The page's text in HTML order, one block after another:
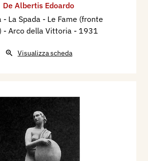
De Albertis Edoardo
- La Spada - Le Fame (fronte
- Arco della Vittoria - 1931
Visualizza scheda